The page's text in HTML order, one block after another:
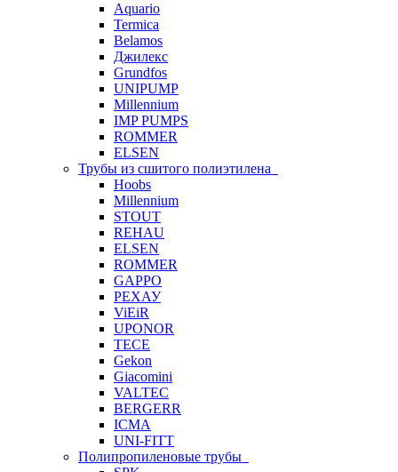
Aquario
Termica
Belamos
Джилекс
Grundfos
UNIPUMP
Millennium
IMP PUMPS
ROMMER
ELSEN
Трубы из сшитого полиэтилена
Hoobs
Millennium
STOUT
REHAU
ELSEN
ROMMER
GAPPO
РЕХАУ
ViEiR
UPONOR
TECE
Gekon
Giacomini
VALTEC
BERGERR
ICMA
UNI-FITT
Полипропиленовые трубы